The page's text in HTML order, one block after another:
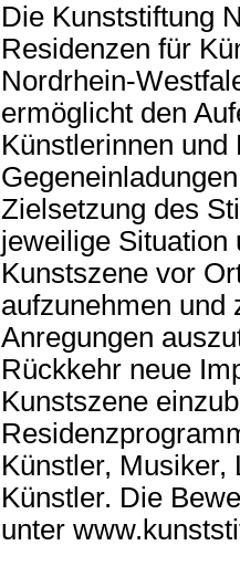
Die Kunststiftung
Residenzen für
Nordrhein-
ermöglicht den
Künstlerinnen und
Zielsetzung des
jeweilige Situation
Kunstszene vor
aufzunehmen und
Anregungen
Rückkehr neue
Kunstszene
Künstler, Musiker,
Künstler. Die
unter